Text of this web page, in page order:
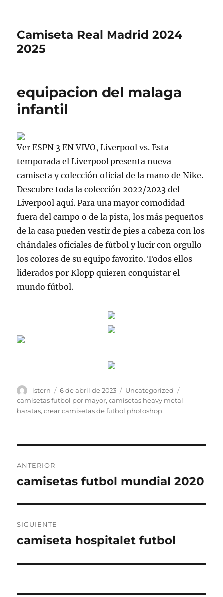
Camiseta Real Madrid 2024
2025
equipacion del malaga
infantil
Ver ESPN 3 EN VIVO, Liverpool vs. Esta
temporada el Liverpool presenta nueva
camiseta y colección oficial de la mano de Nike.
Descubre toda la colección 2022/2023 del
Liverpool aquí. Para una mayor comodidad
fuera del campo o de la pista, los más pequeños
de la casa pueden vestir de pies a cabeza con los
chándales oficiales de fútbol y lucir con orgullo
los colores de su equipo favorito. Todos ellos
liderados por Klopp quieren conquistar el
mundo fútbol.
Autor
istern
Publicado
el
6 de abril de 2023 Categorías
Uncategorized
camisetas futbol por mayor,camisetas heavy metal
baratas,crear camisetas de futbol photoshop
de
ANTERIOR
Entrada
camisetas futbol mundial 2020
SIGUIENTE
Entrada
camiseta hospitalet futbol